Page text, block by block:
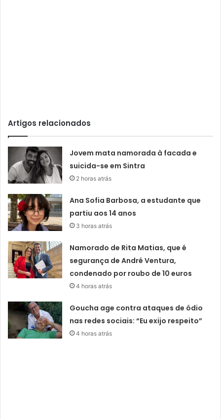
Artigos relacionados
Jovem mata namorada à facada e
suicida-se em Sintra
2 horas atrás
Ana Sofia Barbosa, a estudante que
partiu aos 14 anos
3 horas atrás
Namorado de Rita Matias, que é
segurança de André Ventura,
condenado por roubo de 10 euros
4 horas atrás
Goucha age contra ataques de ódio
nas redes sociais: “Eu exijo respeito”
4 horas atrás